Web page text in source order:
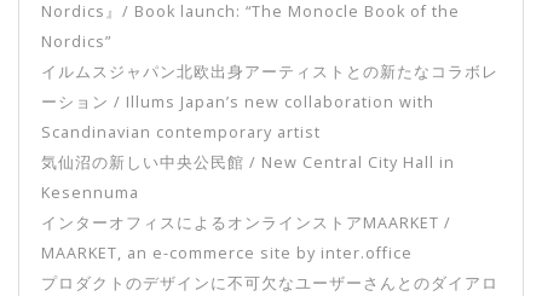
Nordics』/ Book launch: “The Monocle Book of the
Nordics”
イルムスジャパン北欧出身アーティストとの新たなコラボレ
ーション / Illums Japan’s new collaboration with
Scandinavian contemporary artist
気仙沼の新しい中央公民館 / New Central City Hall in
Kesennuma
インターオフィスによるオンラインストアMAARKET /
MAARKET, an e-commerce site by inter.office
プロダクトのデザインに不可欠なユーザーさんとのダイアロ